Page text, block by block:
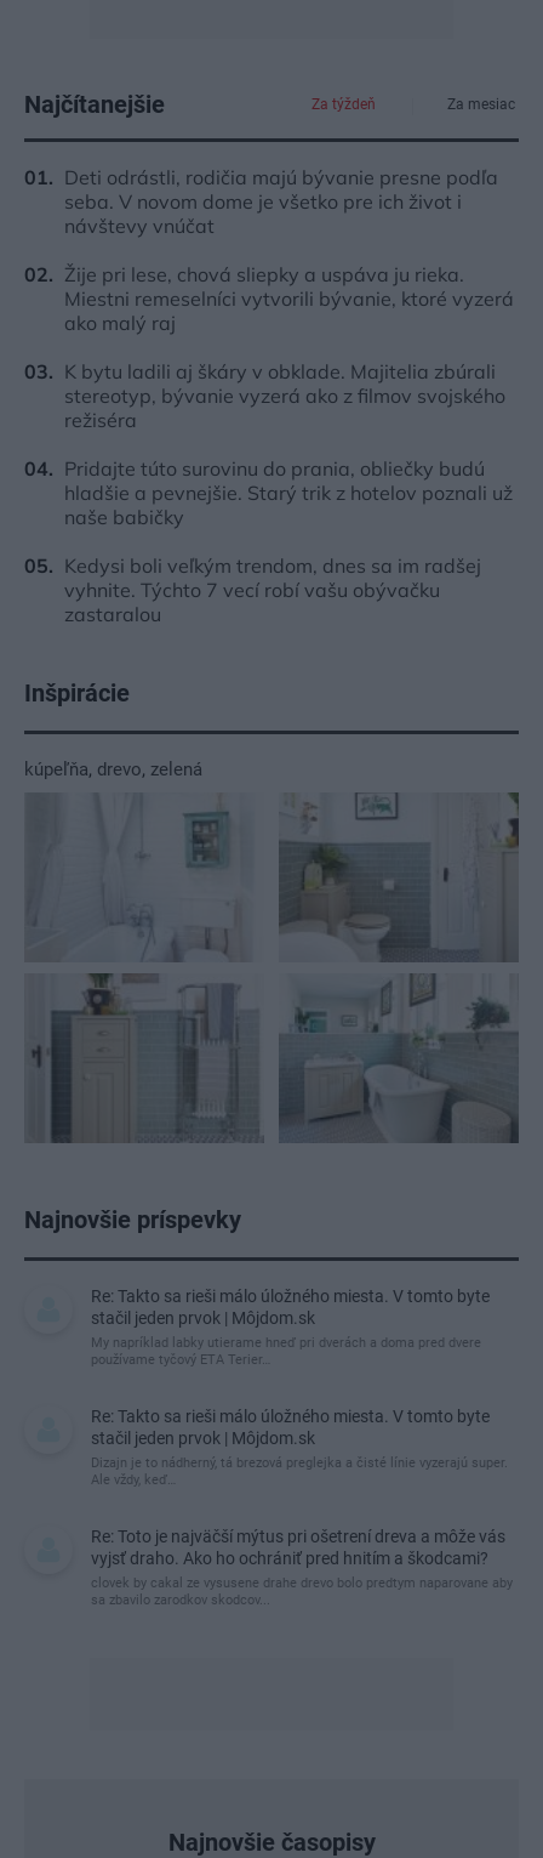
Najčítanejšie Za týždeň Za mesiac
Deti odrástli, rodičia majú bývanie presne podľa
seba. V novom dome je všetko pre ich život i
návštevy vnúčat
Žije pri lese, chová sliepky a uspáva ju rieka.
Miestni remeselníci vytvorili bývanie, ktoré vyzerá
ako malý raj
K bytu ladili aj škáry v obklade. Majitelia zbúrali
stereotyp, bývanie vyzerá ako z filmov svojského
režiséra
Pridajte túto surovinu do prania, obliečky budú
hladšie a pevnejšie. Starý trik z hotelov poznali už
naše babičky
Kedysi boli veľkým trendom, dnes sa im radšej
vyhnite. Týchto 7 vecí robí vašu obývačku
zastaralou
Inšpirácie
kúpeľňa, drevo, zelená
Najnovšie príspevky
Re: Takto sa rieši málo úložného miesta. V tomto byte
stačil jeden prvok | Môjdom.sk
My napríklad labky utierame hneď pri dverách a doma pred dvere
používame tyčový ETA Terier…
Re: Takto sa rieši málo úložného miesta. V tomto byte
stačil jeden prvok | Môjdom.sk
Dizajn je to nádherný, tá brezová preglejka a čisté línie vyzerajú super.
Ale vždy, keď…
Re: Toto je najväčší mýtus pri ošetrení dreva a môže vás
vyjsť draho. Ako ho ochrániť pred hnitím a škodcami?
clovek by cakal ze vysusene drahe drevo bolo predtym naparovane aby
sa zbavilo zarodkov skodcov...
Najnovšie časopisy